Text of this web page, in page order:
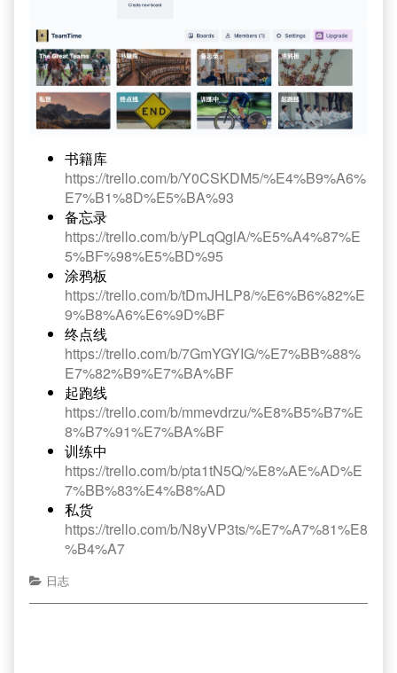
书籍库
https://trello.com/b/Y0CSKDM5/%E4%B9%A6%
E7%B1%8D%E5%BA%93
备忘录
https://trello.com/b/yPLqQglA/%E5%A4%87%E
5%BF%98%E5%BD%95
涂鸦板
https://trello.com/b/tDmJHLP8/%E6%B6%82%E
9%B8%A6%E6%9D%BF
终点线
https://trello.com/b/7GmYGYIG/%E7%BB%88%
E7%82%B9%E7%BA%BF
起跑线
https://trello.com/b/mmevdrzu/%E8%B5%B7%E
8%B7%91%E7%BA%BF
训练中
https://trello.com/b/pta1tN5Q/%E8%AE%AD%E
7%BB%83%E4%B8%AD
私货
https://trello.com/b/N8yVP3ts/%E7%A7%81%E8
%B4%A7
日志